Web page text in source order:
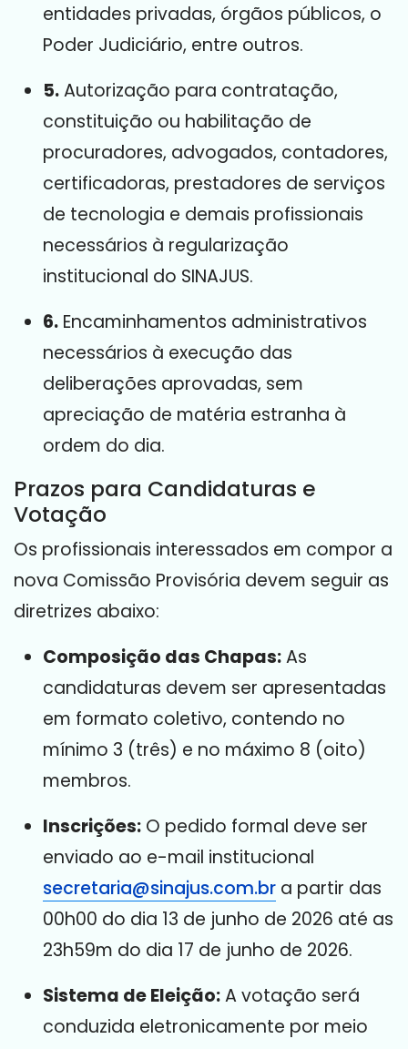
entidades privadas, órgãos públicos, o
Poder Judiciário, entre outros.
5.Autorização para contratação,
constituição ou habilitação de
procuradores, advogados, contadores,
certificadoras, prestadores de serviços
de tecnologia e demais profissionais
necessários à regularização
institucional do SINAJUS.
6. Encaminhamentos administrativos
necessários à execução das
deliberações aprovadas, sem
apreciação de matéria estranha à
ordem do dia.
Prazos para Candidaturas e
Votação
Os profissionais interessados em compor a
nova Comissão Provisória devem seguir as
diretrizes abaixo:
Composição das Chapas:As
candidaturas devem ser apresentadas
em formato coletivo, contendo no
mínimo 3 (três) e no máximo 8 (oito)
membros.
Inscrições: O pedido formal deve ser
enviado ao e-mail institucional
secretaria@sinajus.com.br a partir das
00h00 do dia 13 de junho de 2026 até as
23h59m do dia 17 de junho de 2026.
Sistema de Eleição:A votação será
conduzida eletronicamente por meio